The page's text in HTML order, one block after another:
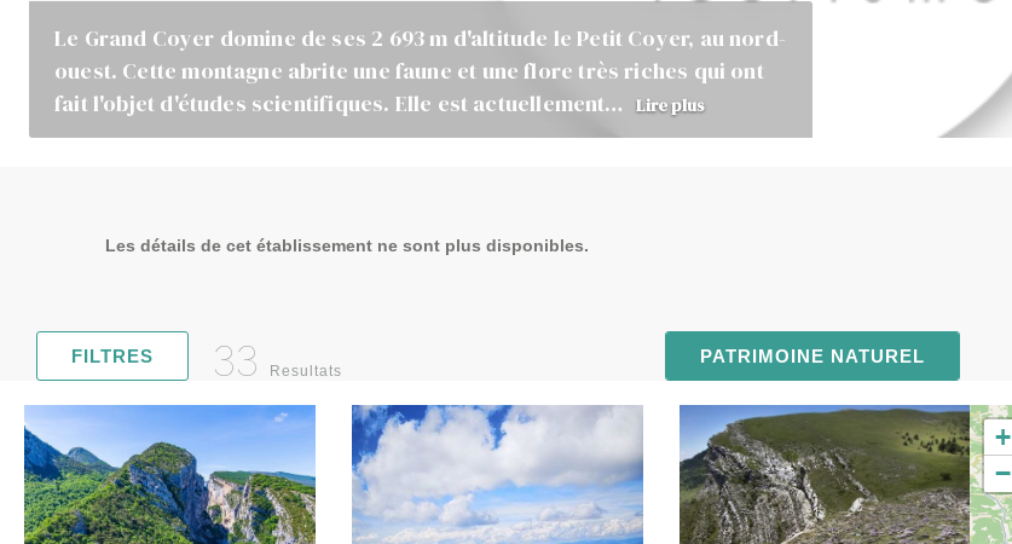
Le Grand Coyer domine de ses 2 693 m d'altitude le Petit Coyer, au nord-
ouest. Cette montagne abrite une faune et une flore très riches qui ont
fait l'objet d'études scientifiques. Elle est actuellement… Lire plus
Les détails de cet établissement ne sont plus disponibles.
FILTRES 33 Resultats
PATRIMOINE NATUREL
Le Point Sublime est l'un des
points de vue les plus
pittoresques sur les gorges du
Verdon. Ce point de vue se
Du mont Ventoux, au mont
Pelvoux, de l'étang de Berre à
l'arrière pays Niçois, cette table
vous permettra d'admirer les
La réserve naturelle
géologique de Haute-Provence
située entre le Verdon et la
Durance est labellisé pour la
+
−